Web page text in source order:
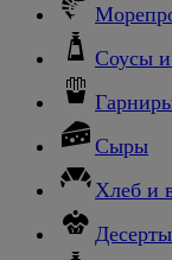
Соусы
Сыры
Хлеб и